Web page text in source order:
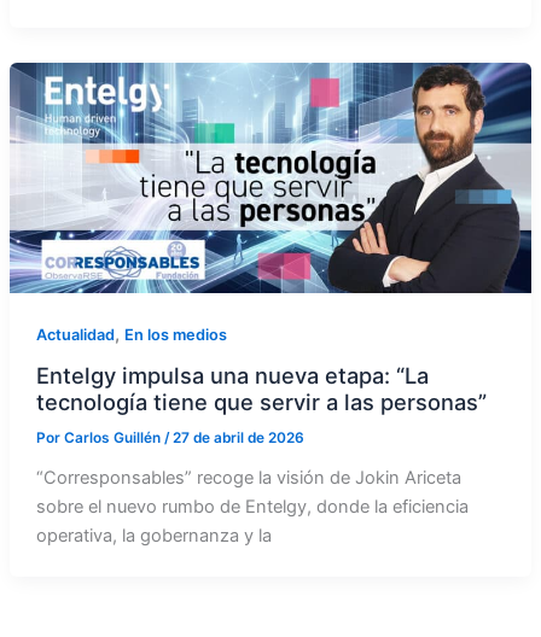
Actualidad, En los medios
Entelgy impulsa una nueva etapa: “La
tecnología tiene que servir a las personas”
Por Carlos Guillén /27 de abril de 2026
“Corresponsables” recoge la visión de Jokin Ariceta
sobre el nuevo rumbo de Entelgy, donde la eficiencia
operativa, la gobernanza y la